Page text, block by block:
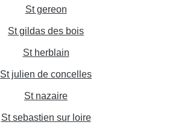
St gereon
St gildas des bois
St herblain
St julien de concelles
St nazaire
St sebastien sur loire